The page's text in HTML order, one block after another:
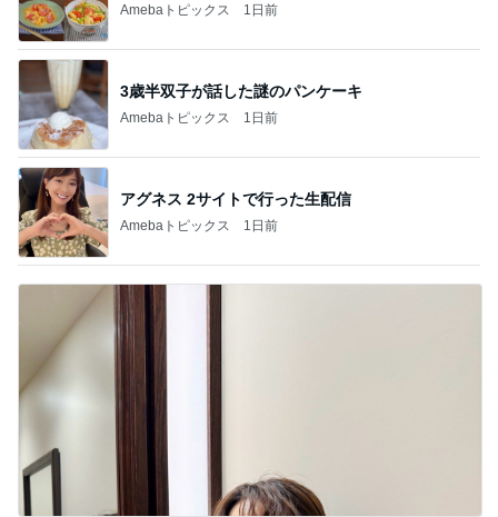
Amebaトピックス 1日前
3歳半双子が話した謎のパンケーキ
Amebaトピックス 1日前
アグネス 2サイトで行った生配信
Amebaトピックス 1日前